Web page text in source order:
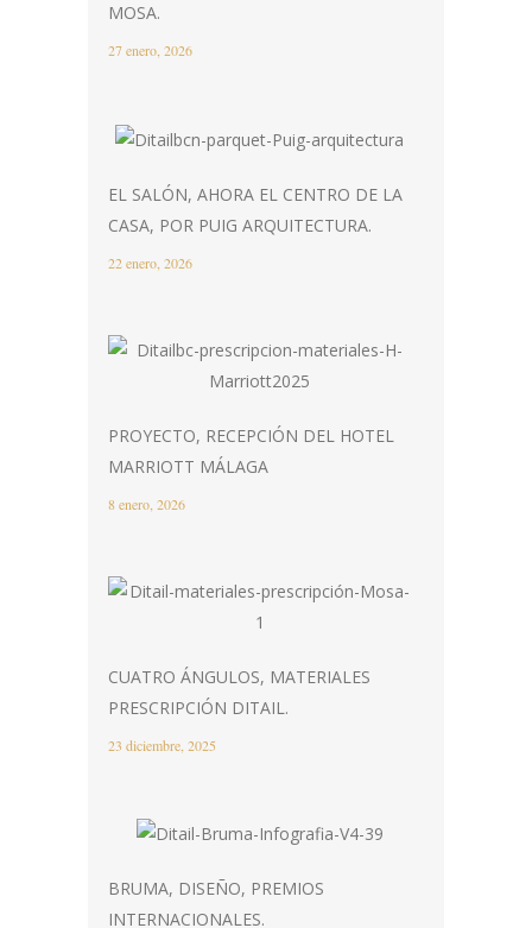
MOSA.
27 enero, 2026
EL SALÓN, AHORA EL CENTRO DE LA
CASA, POR PUIG ARQUITECTURA.
22 enero, 2026
PROYECTO, RECEPCIÓN DEL HOTEL
MARRIOTT MÁLAGA
8 enero, 2026
CUATRO ÁNGULOS, MATERIALES
PRESCRIPCIÓN DITAIL.
23 diciembre, 2025
BRUMA, DISEÑO, PREMIOS
INTERNACIONALES.